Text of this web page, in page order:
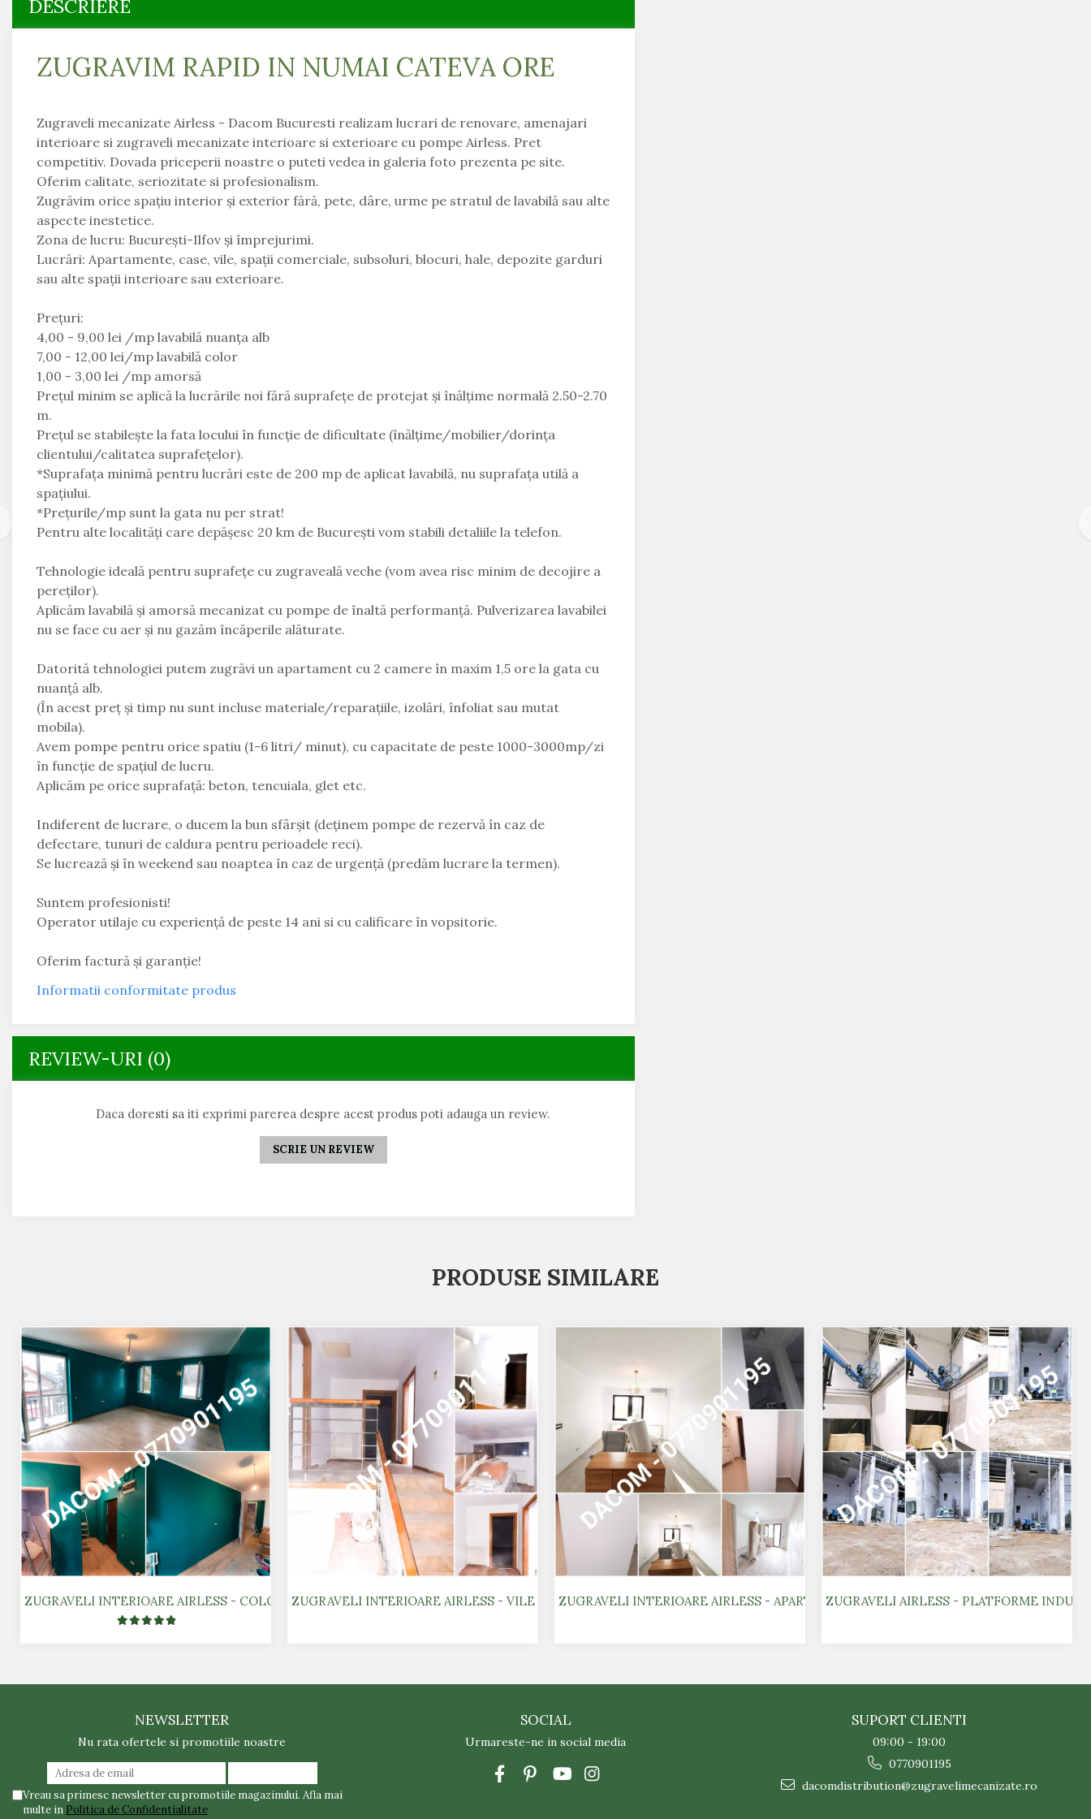
Magazin Mall
Resort & Hotel
Spatii Comerciale
Școli Si Gradinițe
DESCRIERE
ZUGRAVIM RAPID IN NUMAI CATEVA ORE
Zugraveli mecanizate Airless - Dacom Bucuresti realizam lucrari de renovare, amenajari
interioare si zugraveli mecanizate interioare si exterioare cu pompe Airless. Pret
competitiv. Dovada priceperii noastre o puteti vedea in galeria foto prezenta pe site.
Oferim calitate, seriozitate si profesionalism.
Zugrăvim orice spațiu interior și exterior fără, pete, dâre, urme pe stratul de lavabilă sau alte
aspecte inestetice.
Zona de lucru: București-Ilfov și împrejurimi.
Lucrări: Apartamente, case, vile, spații comerciale, subsoluri, blocuri, hale, depozite garduri
sau alte spații interioare sau exterioare.
Prețuri:
4,00 - 9,00 lei /mp lavabilă nuanța alb
7,00 - 12,00 lei/mp lavabilă color
1,00 - 3,00 lei /mp amorsă
Prețul minim se aplică la lucrările noi fără suprafețe de protejat și înălțime normală 2.50-2.70
m.
Prețul se stabilește la fata locului în funcție de dificultate (înălțime/mobilier/dorința
clientului/calitatea suprafețelor).
*Suprafața minimă pentru lucrări este de 200 mp de aplicat lavabilă, nu suprafața utilă a
spațiului.
*Prețurile/mp sunt la gata nu per strat!
Pentru alte localități care depășesc 20 km de București vom stabili detaliile la telefon.
Tehnologie ideală pentru suprafețe cu zugraveală veche (vom avea risc minim de decojire a
pereților).
Aplicăm lavabilă și amorsă mecanizat cu pompe de înaltă performanță. Pulverizarea lavabilei
nu se face cu aer și nu gazăm încăperile alăturate.
Datorită tehnologiei putem zugrăvi un apartament cu 2 camere în maxim 1,5 ore la gata cu
nuanță alb.
(În acest preț și timp nu sunt incluse materiale/reparațiile, izolări, înfoliat sau mutat
mobila).
Avem pompe pentru orice spatiu (1-6 litri/ minut), cu capacitate de peste 1000-3000mp/zi
în funcție de spațiul de lucru.
Aplicăm pe orice suprafață: beton, tencuiala, glet etc.
Indiferent de lucrare, o ducem la bun sfârșit (deținem pompe de rezervă în caz de
defectare, tunuri de caldura pentru perioadele reci).
Se lucrează și în weekend sau noaptea în caz de urgență (predăm lucrare la termen).
Suntem profesionisti!
Operator utilaje cu experiență de peste 14 ani si cu calificare în vopsitorie.
Oferim factură și garanție!
Informatii conformitate produs
REVIEW-URI (0)
Daca doresti sa iti exprimi parerea despre acest produs poti adauga un review.
SCRIE UN REVIEW
PRODUSE SIMILARE
ZUGRAVELI INTERIOARE AIRLESS - COLOR ZUGRAVELI INTERIOARE AIRLESS - VILE ZUGRAVELI INTERIOARE AIRLESS - APARTAMENTEZUGRAVELI AIRLESS - PLATFORME
NEWSLETTER
Nu rata ofertele si promotiile noastre
Vreau sa primesc newsletter cu promotiile magazinului. Afla mai
multe in Politica de Confidentialitate
SOCIAL
Urmareste-ne in social media
SUPORT CLIENTI
09:00 - 19:00
0770901195
dacomdistribution@zugravelimecanizate.ro